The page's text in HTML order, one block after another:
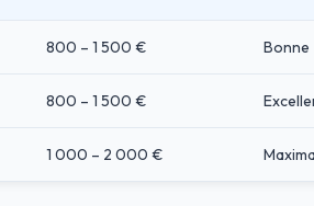
800 – 1 500 € Bonne
800 – 1 500 €
1 000 – 2 000 €